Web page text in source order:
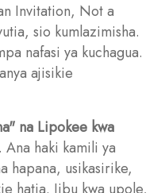
Invitation, Not a
sio kumlazimisha.
nafasi ya kuchagua.
ajisikie
na Lipokee kwa
haki kamili ya
hapana, usikasirike,